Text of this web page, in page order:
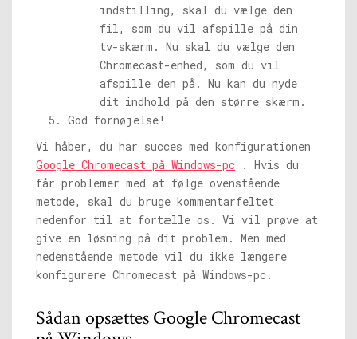
indstilling, skal du vælge den
fil, som du vil afspille på din
tv-skærm. Nu skal du vælge den
Chromecast-enhed, som du vil
afspille den på. Nu kan du nyde
dit indhold på den større skærm.
God fornøjelse!
Vi håber, du har succes med konfigurationen
Google Chromecast på Windows-pc . Hvis du
får problemer med at følge ovenstående
metode, skal du bruge kommentarfeltet
nedenfor til at fortælle os. Vi vil prøve at
give en løsning på dit problem. Men med
nedenstående metode vil du ikke længere
konfigurere Chromecast på Windows-pc.
Sådan opsættes Google Chromecast